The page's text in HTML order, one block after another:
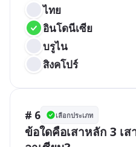
ไทย
อินโดนีเซีย
บรูไน
สิงคโปร์
# 6 เลือกประเภท
ข้อใดคือเสาหลัก 3 เ